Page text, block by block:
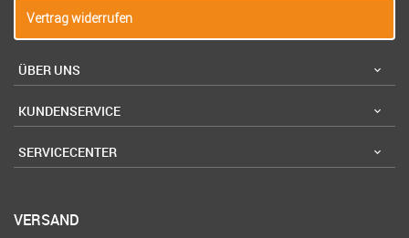
Vertrag widerrufen
ÜBER UNS
KUNDENSERVICE
SERVICECENTER
VERSAND